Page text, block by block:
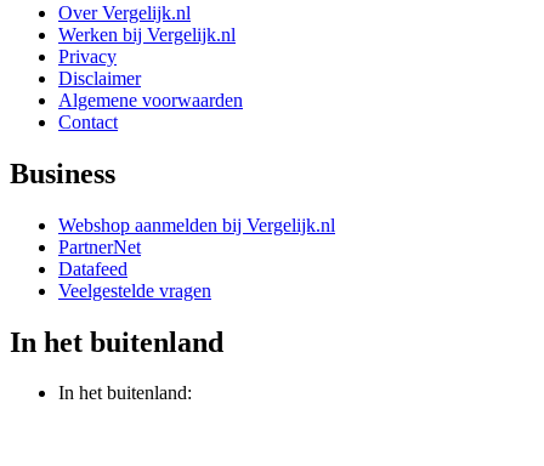
Over Vergelijk.nl
Werken bij Vergelijk.nl
Privacy
Disclaimer
Algemene voorwaarden
Contact
Business
Webshop aanmelden bij Vergelijk.nl
PartnerNet
Datafeed
Veelgestelde vragen
In het buitenland
In het buitenland: